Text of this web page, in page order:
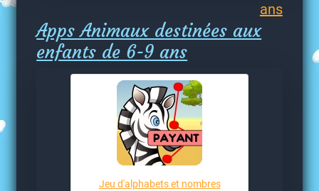
ans
Apps Animaux destinées aux
enfants de 6-9 ans
Jeu d'alphabets et nombres